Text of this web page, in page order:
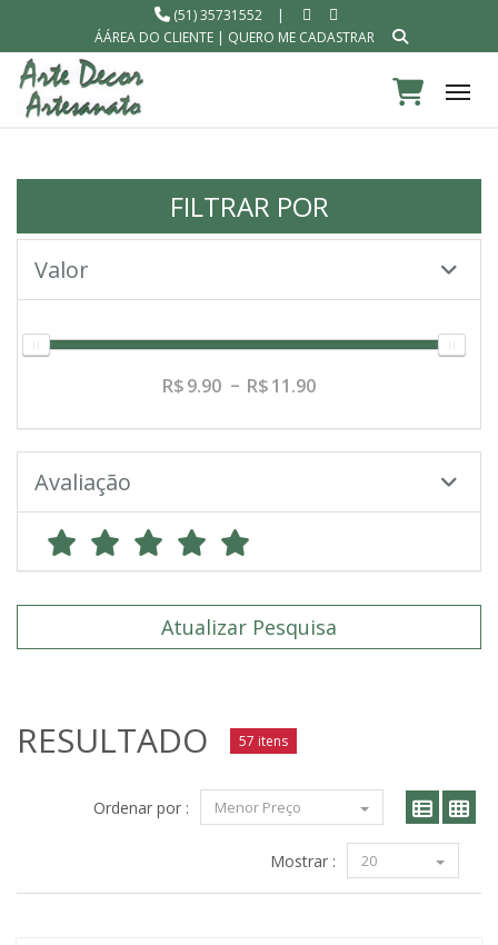
(51) 35731552
|
ÁÁREA DO CLIENTE| QUERO ME CADASTRAR
FILTRAR POR
Valor
9.90 11.90
Avaliação
Atualizar Pesquisa
RESULTADO 57 itens
Ordenar por : Menor Preço
Mostrar : 20